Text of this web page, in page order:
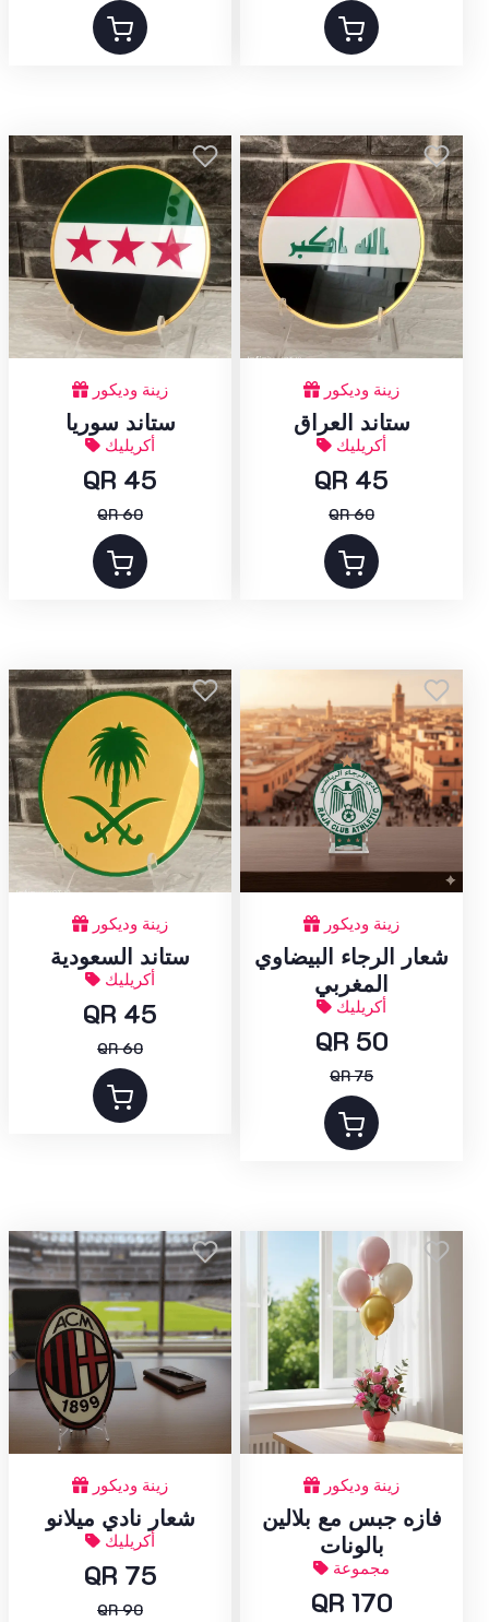
زينة وديكور
ستاند سوريا
أكريليك
QR 45
QR 60
زينة وديكور
ستاند العراق
أكريليك
QR 45
QR 60
زينة وديكور
ستاند السعودية
أكريليك
QR 45
QR 60
زينة وديكور
شعار الرجاء البيضاوي
المغربي
أكريليك
QR 50
QR 75
زينة وديكور
شعار نادي ميلانو
أكريليك
QR 75
QR 90
زينة وديكور
فازه جبس مع بلالين
بالونات
مجموعة
QR 170